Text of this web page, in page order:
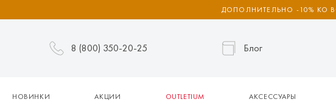
ДОПОЛНИТЕЛЬНО -10% КО
8 (800) 350-20-25 Блог
НОВИНКИ АКЦИИ OUTLETIUM АКСЕССУАРЫ